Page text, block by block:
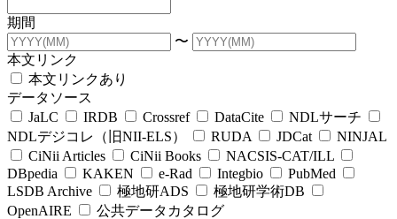
期間
〜
本文リンク
本文リンクあり
データソース
JaLC
IRDB Crossref DataCite
NDLサーチ
NDLデジコレ（旧NII-ELS）
RUDA JDCat
NINJAL
CiNii Articles
CiNii Books
NACSIS-CAT/ILL
DBpedia
KAKEN e-Rad Integbio
PubMed
LSDB Archive
極地研ADS
極地研学術DB
OpenAIRE
公共データカタログ